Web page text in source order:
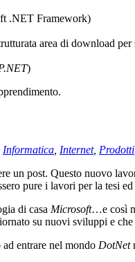
.NET Framework)
area di download
)
Informatica, Internet, Prodotti
un post. Questo nuovo
pure i lavori per la tesi
di casa Microsoft…e così
su nuovi sviluppi e
entrare nel mondo DotNet